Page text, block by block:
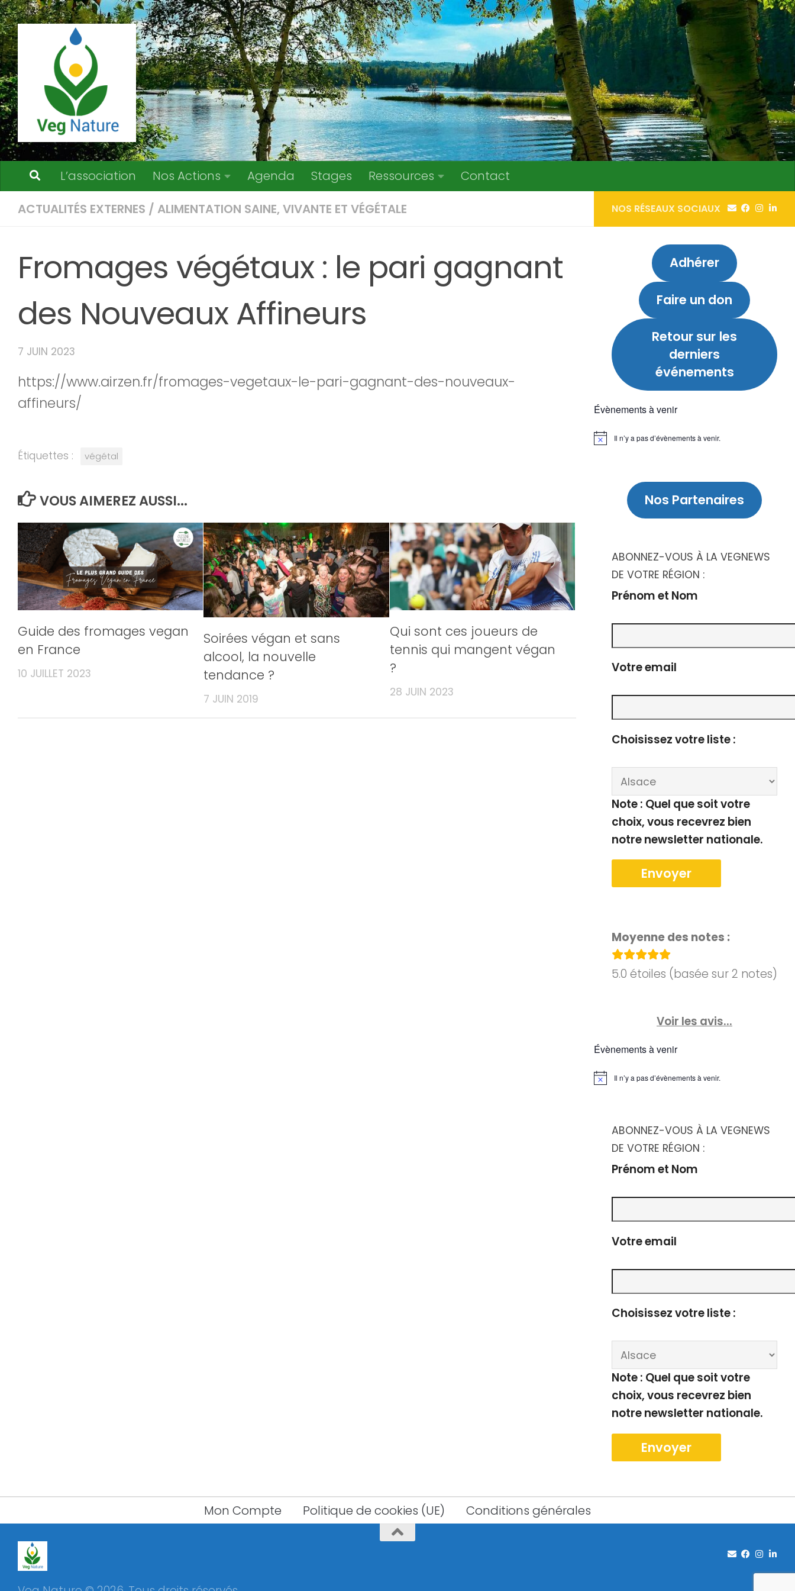
Skip to content
L’association Nos Actions Agenda Stages Ressources
Contact
ACTUALITÉS EXTERNES / ALIMENTATION SAINE, VIVANTE ET VÉGÉTALE
Fromages végétaux : le pari gagnant
des Nouveaux Affineurs
7 JUIN 2023
https://www.airzen.fr/fromages-vegetaux-le-pari-gagnant-des-nouveaux-
affineurs/
Étiquettes : végétal
VOUS AIMEREZ AUSSI...
Guide des fromages vegan
en France
10 JUILLET 2023
Soirées végan et sans
alcool, la nouvelle
tendance ?
7 JUIN 2019
Qui sont ces joueurs de
tennis qui mangent végan
?
28 JUIN 2023
NOS RÉSEAUX SOCIAUX
Adhérer
Faire un don
Retour sur les
derniers
événements
Évènements à venir
Notice Il n’y a pas d’évènements à venir.
Nos Partenaires
ABONNEZ-VOUS À LA VEGNEWS
DE VOTRE RÉGION :
Prénom et Nom
Votre email
Choisissez votre liste :
Note : Quel que soit votre
choix, vous recevrez bien
notre newsletter nationale.
Moyenne des notes :
5.0 étoiles (basée sur 2 notes)
Voir les avis...
Évènements à venir
Notice Il n’y a pas d’évènements à venir.
ABONNEZ-VOUS À LA VEGNEWS
DE VOTRE RÉGION :
Prénom et Nom
Votre email
Choisissez votre liste :
Note : Quel que soit votre
choix, vous recevrez bien
notre newsletter nationale.
Mon Compte Politique de cookies (UE) Conditions générales